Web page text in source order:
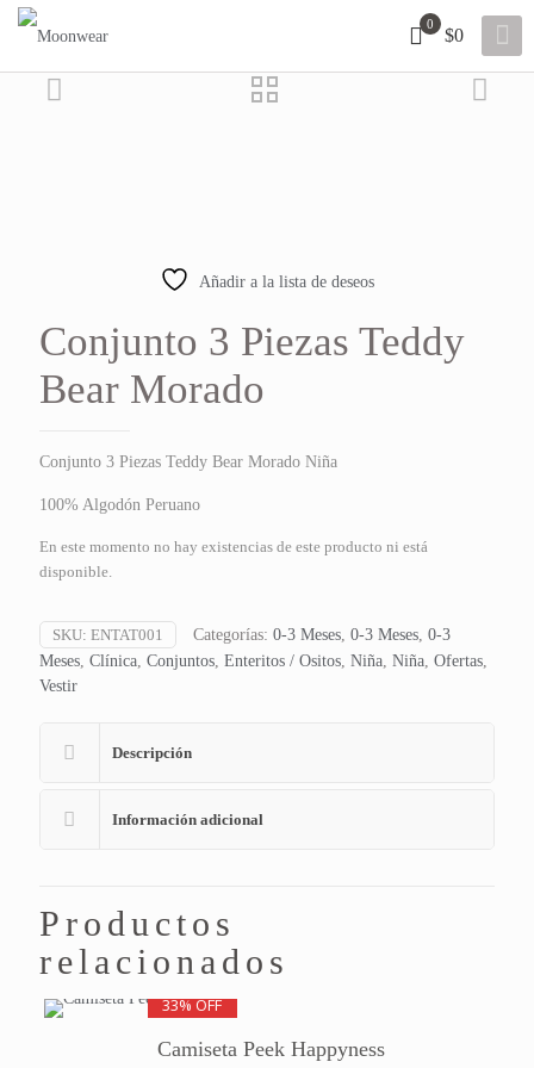
0
$0
Añadir a la lista de deseos
Conjunto 3 Piezas Teddy
Bear Morado
Conjunto 3 Piezas Teddy Bear Morado Niña
100% Algodón Peruano
En este momento no hay existencias de este producto ni está
disponible.
SKU: ENTAT001 Categorías: 0-3 Meses, 0-3 Meses, 0-3
Meses, Clínica, Conjuntos, Enteritos / Ositos, Niña, Niña, Ofertas,
Vestir
Descripción
Información adicional
Productos
relacionados
33% OFF
Camiseta Peek Happyness